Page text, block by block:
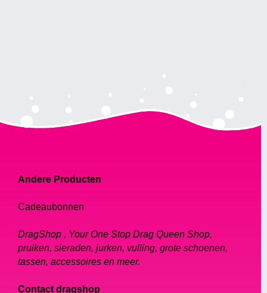
waar u op moet letten bij het winkelen voor
drag queen-avondjurken, en enkele van de
een opvallende outfit of iets er tussenin, wij
Waar je op moet letten bij Drag
Queen-avondjurken
Bij het winkelen voor drag queen-
Andere Producten
Cadeaubonnen
DragShop , Your One Stop Drag Queen Shop,
pruiken, sieraden, jurken, vulling, grote schoenen,
tassen, accessoires en meer.
Contact dragshop